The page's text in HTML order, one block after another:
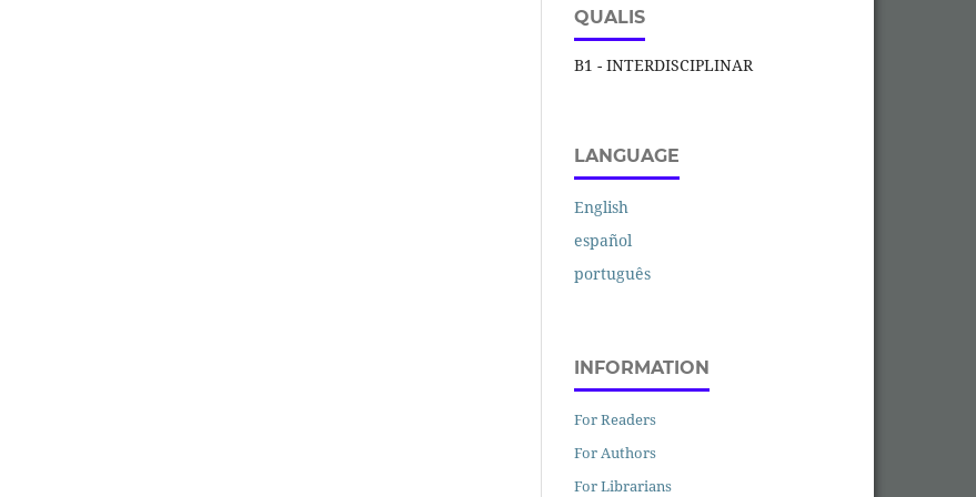
QUALIS
B1 - INTERDISCIPLINAR
LANGUAGE
English
español
português
INFORMATION
For Readers
For Authors
For Librarians